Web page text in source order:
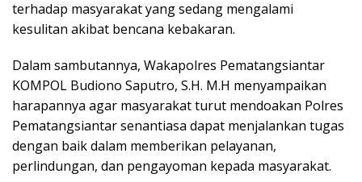
terhadap masyarakat yang sedang mengalami
kesulitan akibat bencana kebakaran.
Dalam sambutannya, Wakapolres Pematangsiantar
KOMPOL Budiono Saputro, S.H. M.H menyampaikan
harapannya agar masyarakat turut mendoakan Polres
Pematangsiantar senantiasa dapat menjalankan tugas
dengan baik dalam memberikan pelayanan,
perlindungan, dan pengayoman kepada masyarakat.